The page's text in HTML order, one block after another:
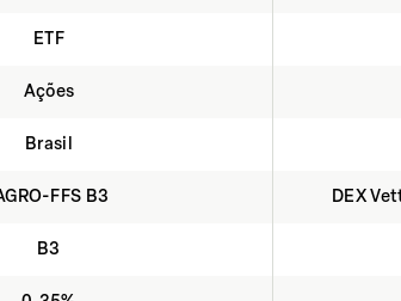
ETF
Ações
Brasil
FFS B3 DEX
B3